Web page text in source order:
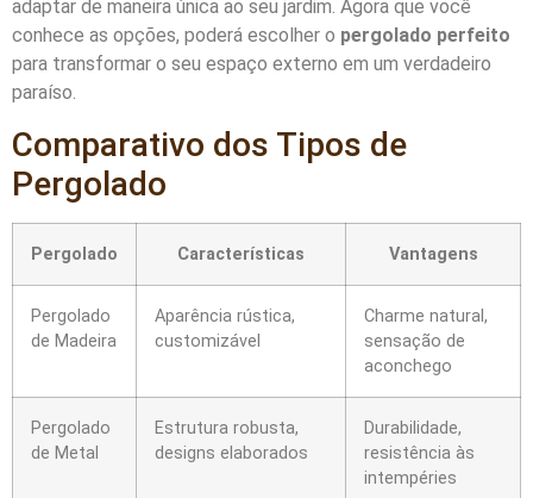
adaptar de maneira única ao seu jardim. Agora que você
conhece as opções, poderá escolher o pergolado perfeito
para transformar o seu espaço externo em um verdadeiro
paraíso.
Comparativo dos Tipos de
Pergolado
Pergolado Características Vantagens
Pergolado
de Madeira
Aparência rústica,
customizável
Charme natural,
sensação de
aconchego
Pergolado
de Metal
Estrutura robusta,
designs elaborados
Durabilidade,
resistência às
intempéries